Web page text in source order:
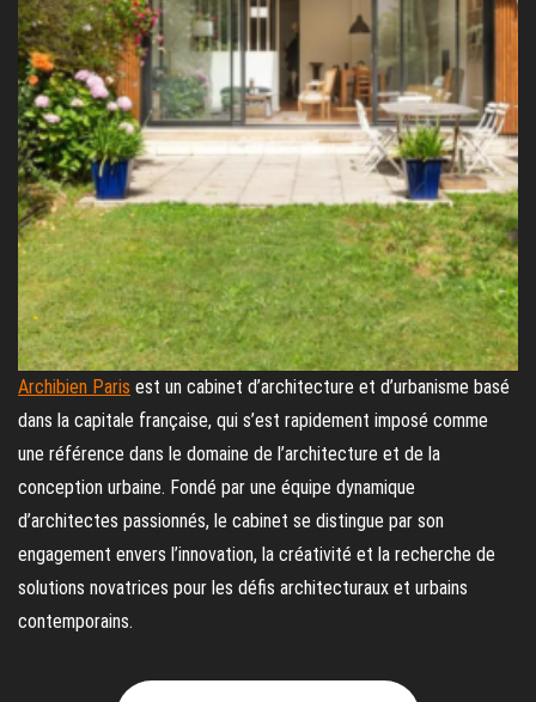
Archibien Paris est un cabinet d’architecture et d’urbanisme basé
dans la capitale française, qui s’est rapidement imposé comme
une référence dans le domaine de l’architecture et de la
conception urbaine. Fondé par une équipe dynamique
d’architectes passionnés, le cabinet se distingue par son
engagement envers l’innovation, la créativité et la recherche de
solutions novatrices pour les défis architecturaux et urbains
contemporains.